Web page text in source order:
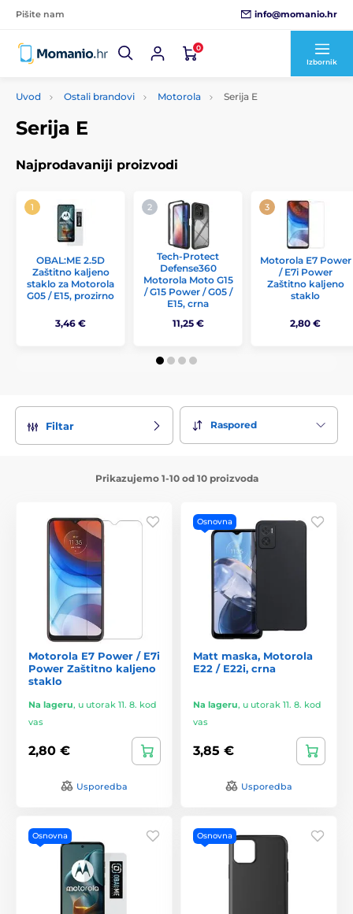
Pišite nam info@momanio.hr
0
Izbornik
Uvod Ostali brandovi Motorola Serija E
Serija E
Najprodavaniji proizvodi
OBAL:ME 2.5D
Zaštitno kaljeno
staklo za Motorola
G05 / E15, prozirno
3,46 €
Tech-Protect
Defense360
Motorola Moto G15
/ G15 Power / G05 /
E15, crna
11,25 €
Motorola E7 Power
/ E7i Power
Zaštitno kaljeno
staklo
2,80 €
Filtar Raspored
Prikazujemo 1-10 od 10 proizvoda
Motorola E7 Power / E7i
Power Zaštitno kaljeno
staklo
Na lageru, u utorak 11. 8. kod
vas
2,80 €
Usporedba
Osnovna
Matt maska, Motorola
E22 / E22i, crna
Na lageru, u utorak 11. 8. kod
vas
3,85 €
Usporedba
Osnovna Osnovna